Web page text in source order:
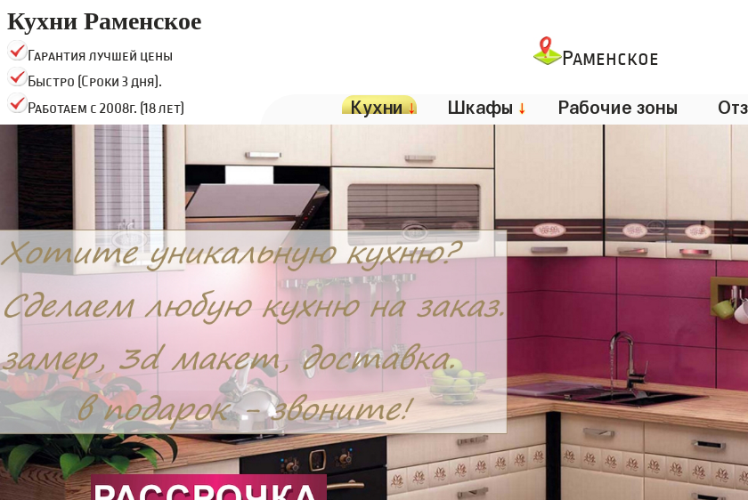
Кухни Раменское
Гарантия лучшей цены
Быстро (Сроки 3 дня).
Работаем с 2008г. (18 лет)
Раменское
Кухни↓ Шкафы ↓ Рабочие зоны